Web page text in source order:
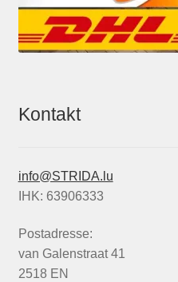
Kontakt
info@STRIDA.lu
IHK: 63906333
Postadresse:
van Galenstraat 41
2518 EN